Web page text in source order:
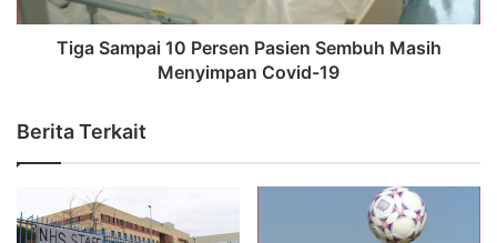
Tiga Sampai 10 Persen Pasien Sembuh Masih
Menyimpan Covid-19
Berita Terkait